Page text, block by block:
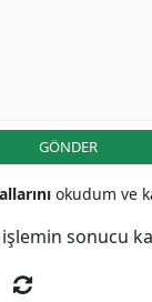
GÖNDER
okudum ve
sonucu